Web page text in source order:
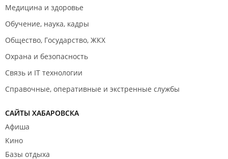
Медицина и здоровье
Обучение, наука, кадры
Общество, Государство, ЖКХ
Охрана и безопасность
Связь и IT технологии
Справочные, оперативные и экстренные службы
САЙТЫ ХАБАРОВСКА
Афиша
Кино
Базы отдыха